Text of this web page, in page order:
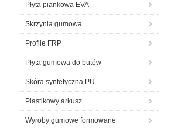
Płyta piankowa EVA
Skrzynia gumowa
Profile FRP
Płyta gumowa do butów
Skóra syntetyczna PU
Plastikowy arkusz
Wyroby gumowe formowane